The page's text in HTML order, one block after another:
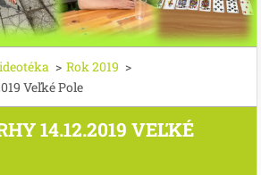
> Rok 2019 >
Veľké Pole
14.12.2019 VEĽKÉ